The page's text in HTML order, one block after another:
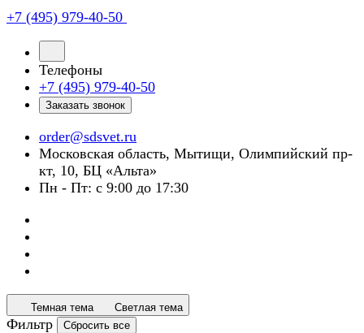
+7 (495) 979-40-50
Телефоны
+7 (495) 979-40-50
Заказать звонок
order@sdsvet.ru
Московская область, Мытищи, Олимпийский пр-
кт, 10, БЦ «Альта»
Пн - Пт: с 9:00 до 17:30
Темная тема Светлая тема
Фильтр Сбросить все